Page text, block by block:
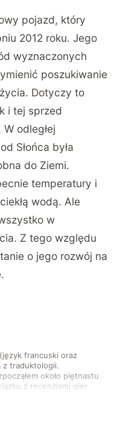
pojazd, który
2012 roku. Jego
wyznaczonych
poszukiwanie
Dotyczy to
i tej sprzed
odległej
Słońca była
do Ziemi.
temperatury i
wodą. Ale
w
Z tego względu
o jego rozwój na
francuski oraz
z traduktologii.
około piętnastu
z recenzjami gier
publikuję
związane z nauką